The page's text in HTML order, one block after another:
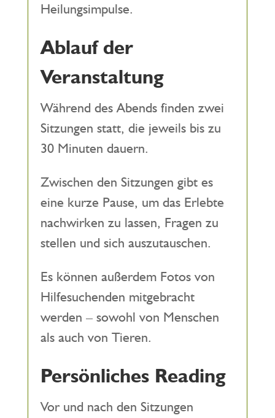
Heilungsimpulse.
Ablauf der
Veranstaltung
Während des Abends finden zwei
Sitzungen statt, die jeweils bis zu
30 Minuten dauern.
Zwischen den Sitzungen gibt es
eine kurze Pause, um das Erlebte
nachwirken zu lassen, Fragen zu
stellen und sich auszutauschen.
Es können außerdem Fotos von
Hilfesuchenden mitgebracht
werden – sowohl von Menschen
als auch von Tieren.
Persönliches Reading
Vor und nach den Sitzungen